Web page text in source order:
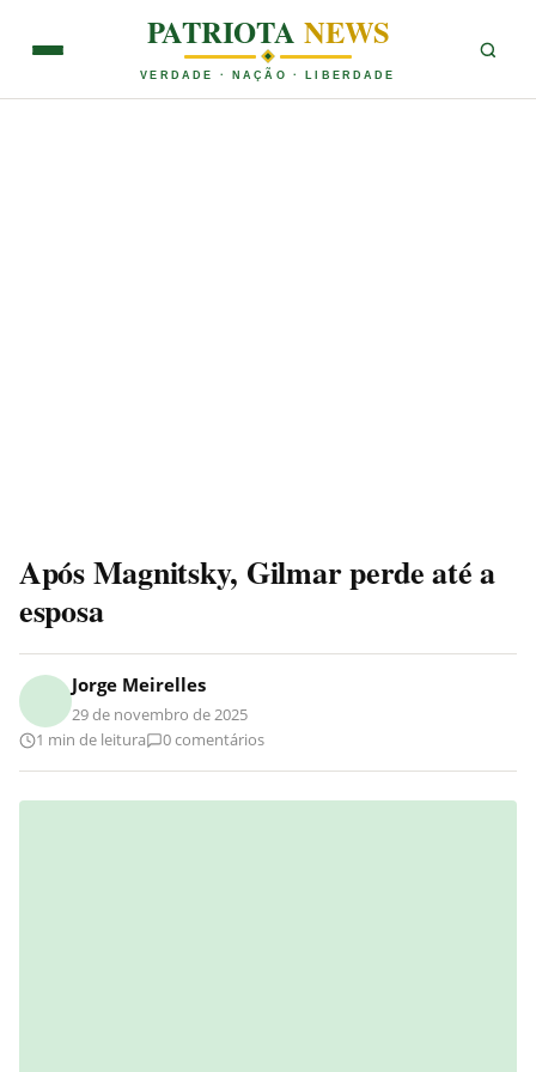
PATRIOTANEWS
VERDADE · NAÇÃO · LIBERDADE
Após Magnitsky, Gilmar perde até a
esposa
Jorge Meirelles
29 de novembro de 2025
1 min de leitura
0 comentários